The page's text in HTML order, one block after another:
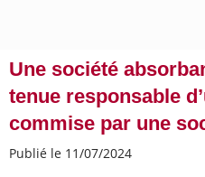
Une société
tenue responsable
commise par une
Publié le 11/07/2024